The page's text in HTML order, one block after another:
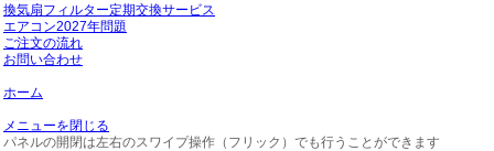
換気扇フィルター定期交換サービス
エアコン2027年問題
ご注文の流れ
お問い合わせ
ホーム
メニューを閉じる
パネルの開閉は左右のスワイプ操作（フリック）でも行うことができます